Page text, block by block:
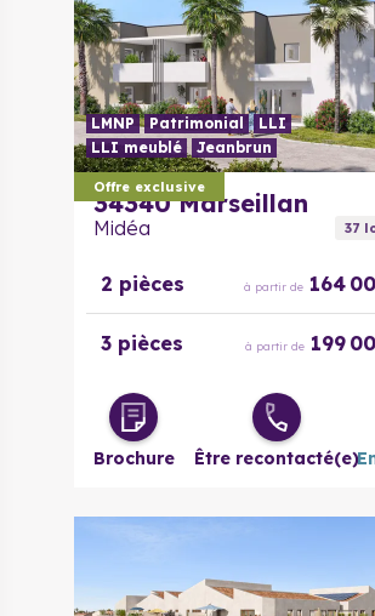
Offre exclusive
LMNP Patrimonial
LLI
LLI meublé
Jeanbrun
34340 Marseillan
Midéa 37
2 pièces à partir de 164
3 pièces à partir de 199
Brochure Être recontacté(e)